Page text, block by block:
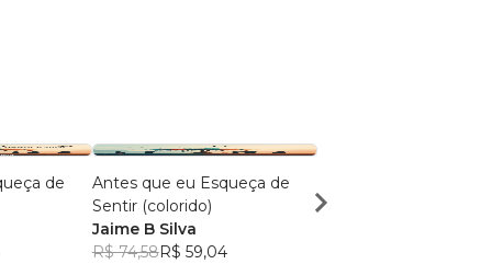
de
Antes que eu Esqueça de
Sentir (colorido)
Jaime B Silva
R$ 74,58R$ 59,04
respire